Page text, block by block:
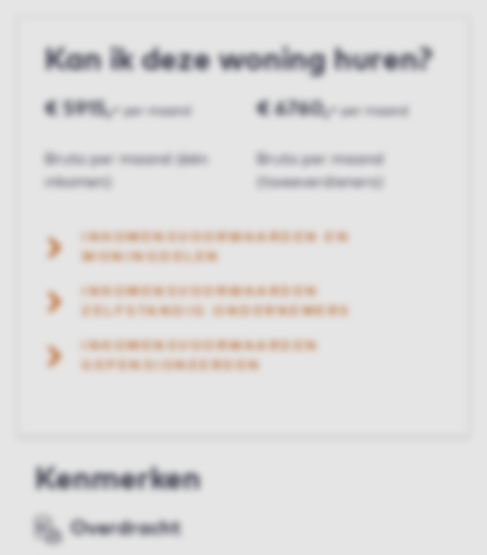
Kan ik deze woning huren?
€ 5915,-
Bruto per maand (één
inkomen)
€ 6760,-
Bruto per maand
(tweeverdieners)
INKOMENSVOORWAARDEN EN
INKOMENSVOORWAARDEN
ZELFSTANDIG ONDERNEMERS
INKOMENSVOORWAARDEN
GEPENSIONEERDEN
Kenmerken
Overdracht